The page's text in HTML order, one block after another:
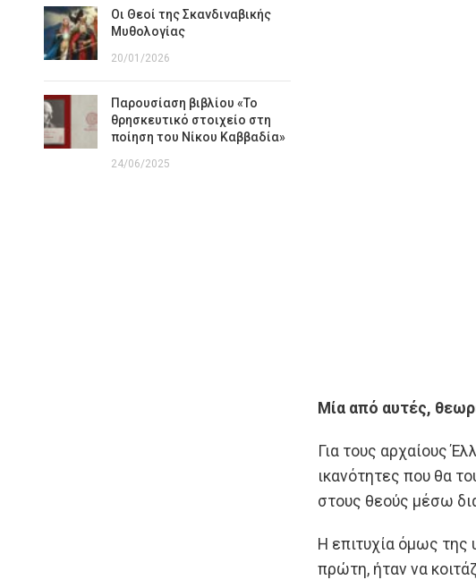
Μία από αυτές,
Για τους αρχαίους
ικανότητες που θα
στους θεούς μέσω
Η επιτυχία όμως της
πρώτη, ήταν να
Οι Θεοί της Σκανδιναβικής
Μυθολογίας
20/01/2026
Παρουσίαση βιβλίου «Το
θρησκευτικό στοιχείο στη
ποίηση του Νίκου Καββαδία»
24/06/2025